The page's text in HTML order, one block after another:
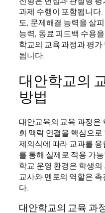
과제 수행이 포함됩니다
도, 문제해결 능력을 살
능력, 동료 피드백 수용
학교의 교육 과정과 평
됩니다.
대안학교의
방법
대안교육의 교육 과정은
회 맥락 연결을 핵심으
제의식에 따라 교과를
를 통해 실제로 적용 가
학교 운영 환경은 학생
교사와 멘토의 역할은
다.
대안학교의 교육 과